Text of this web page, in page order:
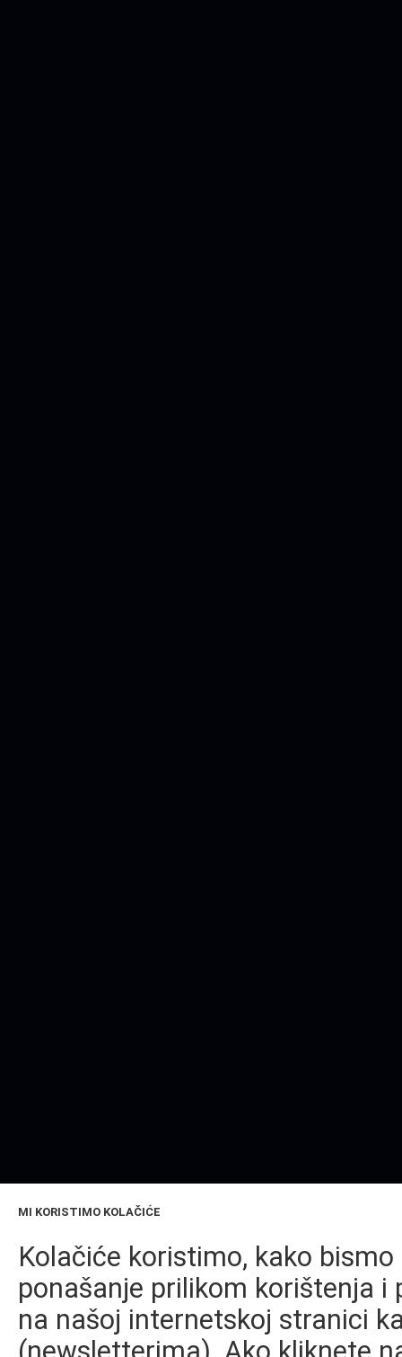
MI KORISTIMO KOLAČIĆE
Kolačiće koristimo, kako
ponašanje prilikom korištenja
na našoj internetskoj stranici